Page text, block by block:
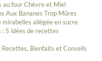
au four Chèvre et Miel
Aux Bananes Trop Mûres
allégée en sucre
5 idées de recettes
Bienfaits et Conseils